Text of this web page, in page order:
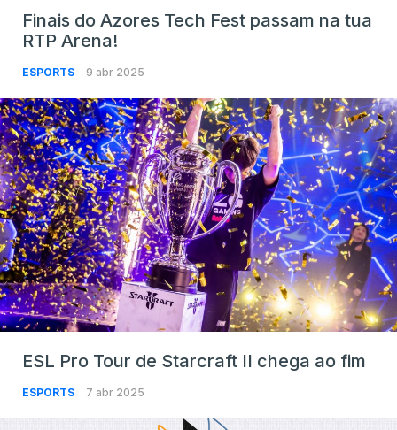
Finais do Azores Tech Fest passam na tua
RTP Arena!
ESPORTS 9 abr 2025
ESL Pro Tour de Starcraft II chega ao fim
ESPORTS 7 abr 2025